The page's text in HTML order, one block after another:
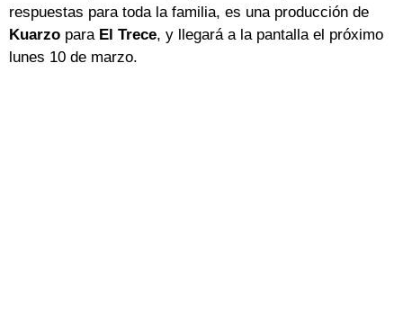
respuestas para toda la familia, es una producción de
Kuarzo para El Trece, y llegará a la pantalla el próximo
lunes 10 de marzo.